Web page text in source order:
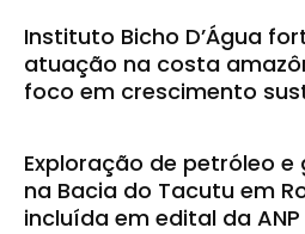
Instituto Bicho D’Água
atuação na costa
foco em crescimento
Exploração de petróleo e
na Bacia do Tacutu em
incluída em edital da ANP